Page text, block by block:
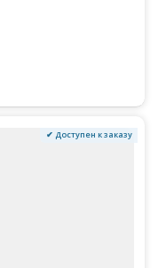
✔ Доступен к заказу